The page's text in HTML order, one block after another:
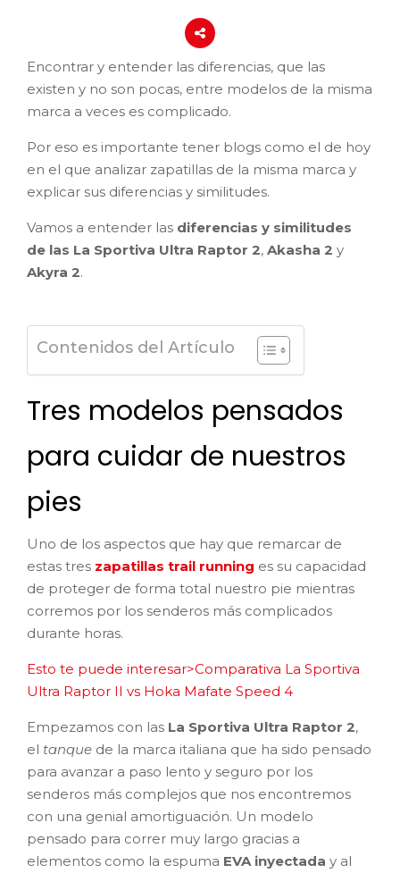
Encontrar y entender las diferencias, que las
existen y no son pocas, entre modelos de la misma
marca a veces es complicado.
Por eso es importante tener blogs como el de hoy
en el que analizar zapatillas de la misma marca y
explicar sus diferencias y similitudes.
Vamos a entender las diferencias y similitudes
de las La Sportiva Ultra Raptor 2, Akasha 2 y
Akyra 2.
Contenidos del Artículo
Tres modelos pensados
para cuidar de nuestros
pies
Uno de los aspectos que hay que remarcar de
estas tres zapatillas trail running es su capacidad
de proteger de forma total nuestro pie mientras
corremos por los senderos más complicados
durante horas.
Esto te puede interesar>Comparativa La Sportiva
Ultra Raptor II vs Hoka Mafate Speed 4
Empezamos con las La Sportiva Ultra Raptor 2,
el tanque de la marca italiana que ha sido pensado
para avanzar a paso lento y seguro por los
senderos más complejos que nos encontremos
con una genial amortiguación. Un modelo
pensado para correr muy largo gracias a
elementos como la espuma EVA inyectada y al